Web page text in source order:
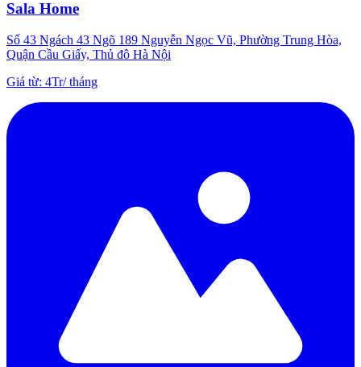
Sala Home
Số 43 Ngách 43 Ngõ 189 Nguyễn Ngọc Vũ, Phường Trung Hòa,
Quận Cầu Giấy, Thủ đô Hà Nội
Giá từ: 4Tr/tháng